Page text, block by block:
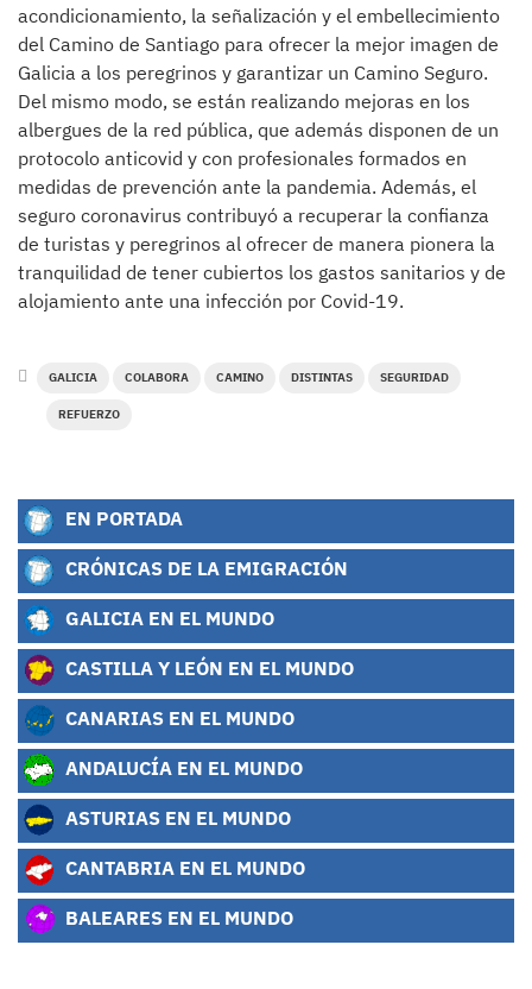
acondicionamiento, la señalización y el embellecimiento
del Camino de Santiago para ofrecer la mejor imagen de
Galicia a los peregrinos y garantizar un Camino Seguro.
Del mismo modo, se están realizando mejoras en los
albergues de la red pública, que además disponen de un
protocolo anticovid y con profesionales formados en
medidas de prevención ante la pandemia. Además, el
seguro coronavirus contribuyó a recuperar la confianza
de turistas y peregrinos al ofrecer de manera pionera la
tranquilidad de tener cubiertos los gastos sanitarios y de
alojamiento ante una infección por Covid-19.
GALICIA COLABORA CAMINO DISTINTAS SEGURIDAD
REFUERZO
EN PORTADA
CRÓNICAS DE LA EMIGRACIÓN
GALICIA EN EL MUNDO
CASTILLA Y LEÓN EN EL MUNDO
CANARIAS EN EL MUNDO
ANDALUCÍA EN EL MUNDO
ASTURIAS EN EL MUNDO
CANTABRIA EN EL MUNDO
BALEARES EN EL MUNDO